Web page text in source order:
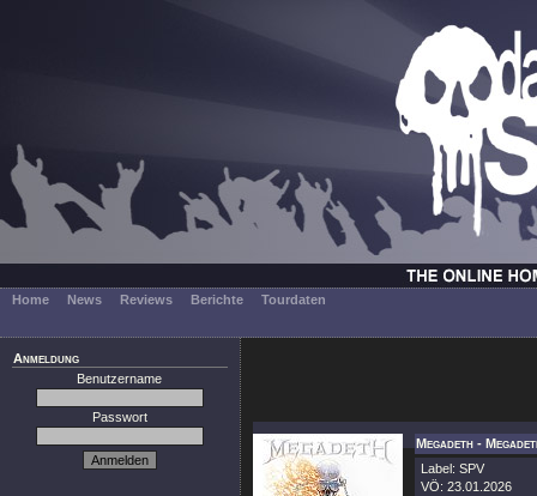
Home News Reviews Berichte Tourdaten
Anmeldung
Benutzername
Passwort
Megadeth -
Label: SPV
VÖ: 23.01.2026